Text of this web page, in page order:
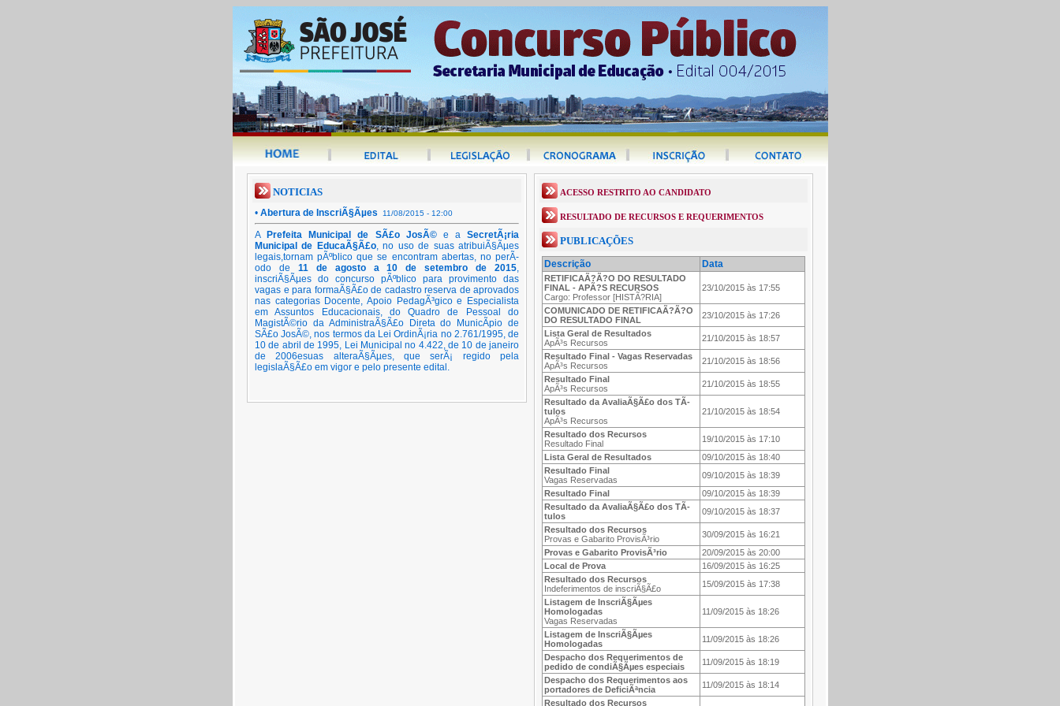
NOTICIAS
• Abertura de InscriÃ§Ãµes 11/08/2015 - 12:00
A Prefeita Municipal de SÃ£o JosÃ©e a SecretÃ¡ria
Municipal de EducaÃ§Ã£o, no uso de suas atribuiÃ§Ãµes
legais,tornam pÃºblico que se encontram abertas, no perÃ­
odo de 11 de agosto a 10 de setembro de 2015,
inscriÃ§Ãµes do concurso pÃºblico para provimento das
vagas e para formaÃ§Ã£o de cadastro reserva de aprovados
nas categorias Docente, Apoio PedagÃ³gico e Especialista
em Assuntos Educacionais, do Quadro de Pessoal do
MagistÃ©rio da AdministraÃ§Ã£o Direta do MunicÃ­pio de
SÃ£o JosÃ©, nos termos da Lei OrdinÃ¡ria no 2.761/1995, de
10 de abril de 1995, Lei Municipal no 4.422, de 10 de janeiro
de 2006esuas alteraÃ§Ãµes, que serÃ¡ regido pela
legislaÃ§Ã£o em vigor e pelo presente edital.
ACESSO RESTRITO AO CANDIDATO
RESULTADO DE RECURSOS E REQUERIMENTOS
PUBLICAÇÕES
Descrição Data
RETIFICAÃ?Ã?O DO RESULTADO
FINAL - APÃ?S RECURSOS
Cargo: Professor [HISTÃ?RIA]
23/10/2015 às 17:55
COMUNICADO DE RETIFICAÃ?Ã?O
DO RESULTADO FINAL
23/10/2015 às 17:26
Lista Geral de Resultados
ApÃ³s Recursos
21/10/2015 às 18:57
Resultado Final - Vagas Reservadas
ApÃ³s Recursos
21/10/2015 às 18:56
Resultado Final
ApÃ³s Recursos
21/10/2015 às 18:55
Resultado da AvaliaÃ§Ã£o dos TÃ­
tulos
ApÃ³s Recursos
21/10/2015 às 18:54
Resultado dos Recursos
Resultado Final
19/10/2015 às 17:10
Lista Geral de Resultados
09/10/2015 às 18:40
Resultado Final
Vagas Reservadas
09/10/2015 às 18:39
Resultado Final
09/10/2015 às 18:39
Resultado da AvaliaÃ§Ã£o dos TÃ­
tulos
09/10/2015 às 18:37
Resultado dos Recursos
Provas e Gabarito ProvisÃ³rio
30/09/2015 às 16:21
Provas e Gabarito ProvisÃ³rio
20/09/2015 às 20:00
Local de Prova
16/09/2015 às 16:25
Resultado dos Recursos
Indeferimentos de inscriÃ§Ã£o
15/09/2015 às 17:38
Listagem de InscriÃ§Ãµes
Homologadas
Vagas Reservadas
11/09/2015 às 18:26
Listagem de InscriÃ§Ãµes
Homologadas
11/09/2015 às 18:26
Despacho dos Requerimentos de
pedido de condiÃ§Ãµes especiais
11/09/2015 às 18:19
Despacho dos Requerimentos aos
portadores de DeficiÃªncia
11/09/2015 às 18:14
Resultado dos Recursos